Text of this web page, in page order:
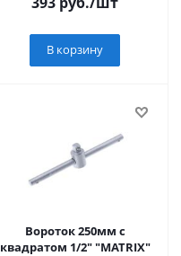
В корзину
Вороток 250мм с
квадратом 1/2" "MATRIX"